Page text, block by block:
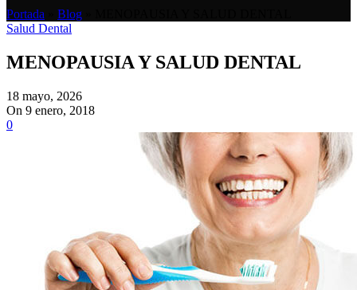
Portada Blog
Salud Dental
MENOPAUSIA Y SALUD DENTAL
18 mayo, 2026
On 9 enero, 2018
0